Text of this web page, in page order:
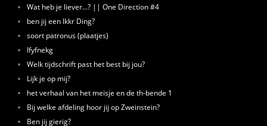
Wat heb je liever...? || One Direction #4
ben jij een lkkr Ding?
soort patronus (plaatjes)
Ifyfnekg
Welk tijdschrift past het best bij jou?
Lijk je op mij?
het verhaal van het meisje en de th-bende 1
Bij welke afdeling hoor jij op Zweinstein?
Ben jij gierig?